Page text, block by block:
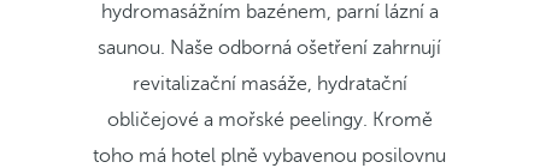
hydromasážním bazénem, parní lázní a
saunou. Naše odborná ošetření zahrnují
revitalizační masáže, hydratační
obličejové a mořské peelingy. Kromě
toho má hotel plně vybavenou posilovnu